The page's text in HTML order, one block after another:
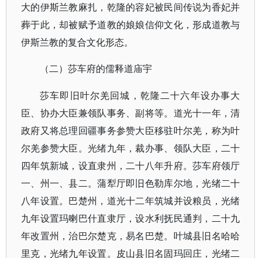
大的伊斯兰教麻扎，乾隆的容妃被民间传说为香妃并
葬于此，却被赋予道教的娘娘信仰文化，形成道教与
伊斯兰教的复合文化形态。
（二）莎车府的儒释道庙宇
莎车即旧叶尔羌回城，乾隆二十六年设办事大
臣、协办大臣兼领队事务、副将等。道光十一年，清
政府又将总理回疆事务参赞大臣移驻叶尔羌，称为叶
尔羌参赞大臣。光绪九年，裁办事、领队大臣，二十
四年筑新城，设直隶州，二十八年升府。莎车府领厅
一、州一、县二。蒲犁厅即旧色勒库尔地，光绪二十
八年设置。巴楚州，道光十二年筑城并设粮员，光绪
九年设置玛喇巴什直隶厅，设水利抚民通判，二十九
年改置州，治巴尔楚克，易名巴楚。叶城县旧名哈哈
里克，光绪九年设置。皮山县旧名固玛回庄，光绪二